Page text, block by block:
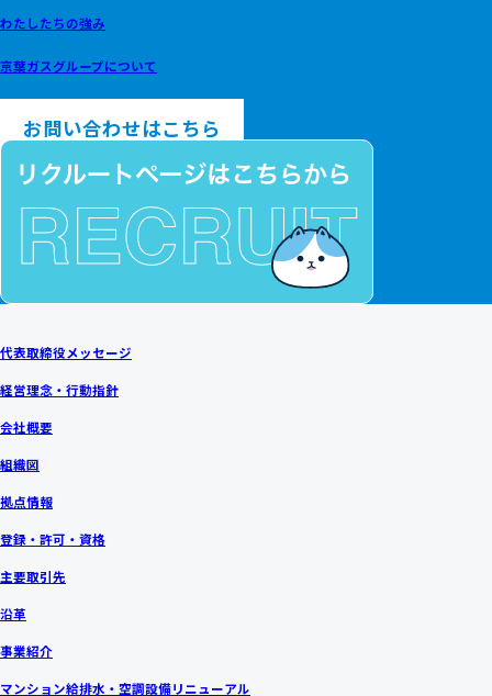
わたしたちの強み
京葉ガスグループについて
お問い合わせはこちら
代表取締役メッセージ
経営理念・行動指針
会社概要
組織図
拠点情報
登録・許可・資格
主要取引先
沿革
事業紹介
マンション給排水・空調設備リニューアル